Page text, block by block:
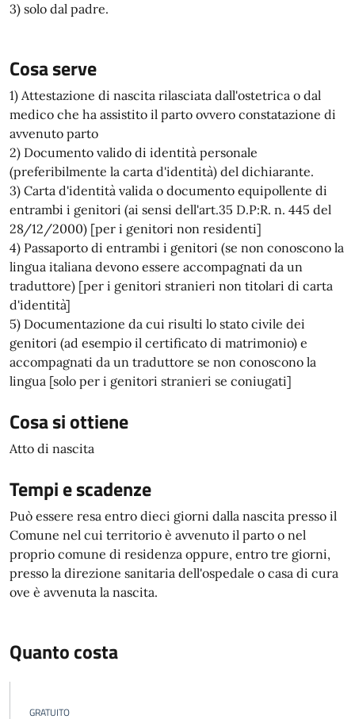
3) solo dal padre.
Cosa serve
1) Attestazione di nascita rilasciata dall'ostetrica o dal
medico che ha assistito il parto ovvero constatazione di
avvenuto parto
2) Documento valido di identità personale
(preferibilmente la carta d'identità) del dichiarante.
3) Carta d'identità valida o documento equipollente di
entrambi i genitori (ai sensi dell'art.35 D.P:R. n. 445 del
28/12/2000) [per i genitori non residenti]
4) Passaporto di entrambi i genitori (se non conoscono la
lingua italiana devono essere accompagnati da un
traduttore) [per i genitori stranieri non titolari di carta
d'identità]
5) Documentazione da cui risulti lo stato civile dei
genitori (ad esempio il certificato di matrimonio) e
accompagnati da un traduttore se non conoscono la
lingua [solo per i genitori stranieri se coniugati]
Cosa si ottiene
Atto di nascita
Tempi e scadenze
Può essere resa entro dieci giorni dalla nascita presso il
Comune nel cui territorio è avvenuto il parto o nel
proprio comune di residenza oppure, entro tre giorni,
presso la direzione sanitaria dell'ospedale o casa di cura
ove è avvenuta la nascita.
Quanto costa
GRATUITO